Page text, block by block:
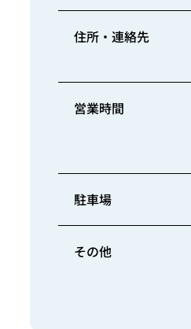
住所・連絡先
営業時間
駐車場
その他